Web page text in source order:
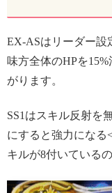
EX-ASはリーダー設
味方全体のHPを
がります。
SS1はスキル反射を
にすると強力になる
キルが8付いている